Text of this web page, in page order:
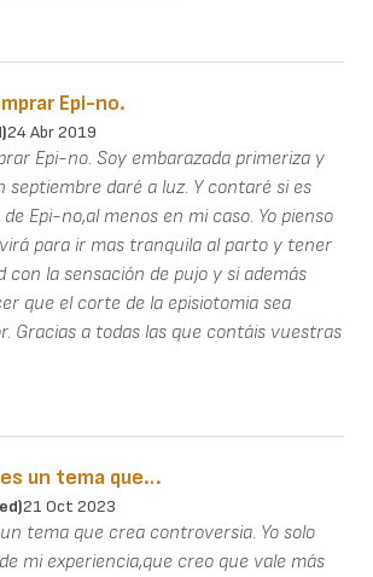
Epi-no.
24 Abr 2019
Epi-no. Soy embarazada primeriza y
septiembre daré a luz. Y contaré si es
Epi-no,al menos en mi caso. Yo pienso
para ir mas tranquila al parto y tener
con la sensación de pujo y si además
que el corte de la episiotomia sea
Gracias a todas las que contáis vuestras
un tema que…
21 Oct 2023
tema que crea controversia. Yo solo
mi experiencia,que creo que vale más